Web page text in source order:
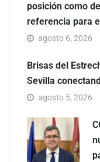
posición como
referencia para
agosto 6, 2026
Brisas del
Sevilla
agosto 5, 2026